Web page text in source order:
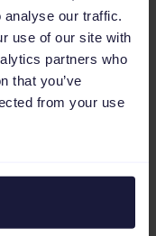
analyse our traffic.
use of our site with
partners who
that you’ve
from your use
hohe
bleiben
und
5 Tage auf
gehen sie
den